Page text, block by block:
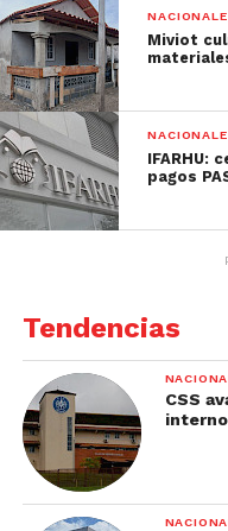
Miviot
IFARHU:
pagos
Tendencias
CSS